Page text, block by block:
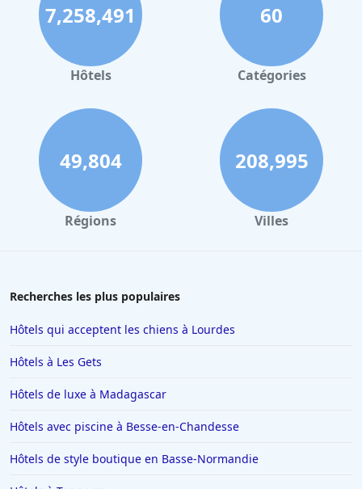
7,258,491
Hôtels
60
Catégories
49,804
Régions
208,995
Villes
Recherches les plus populaires
Hôtels qui acceptent les chiens à Lourdes
Hôtels à Les Gets
Hôtels de luxe à Madagascar
Hôtels avec piscine à Besse-en-Chandesse
Hôtels de style boutique en Basse-Normandie